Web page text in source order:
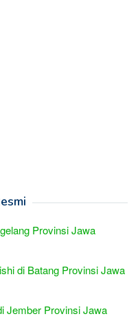
Provinsi Jawa
di Batang Provinsi Jawa
Jember Provinsi Jawa